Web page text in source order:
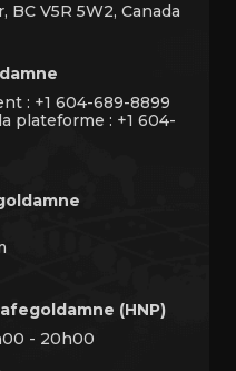
BC V5R 5W2, Canada
: +1 604-689-8899
plateforme : +1 604-
(HNP)
- 20h00